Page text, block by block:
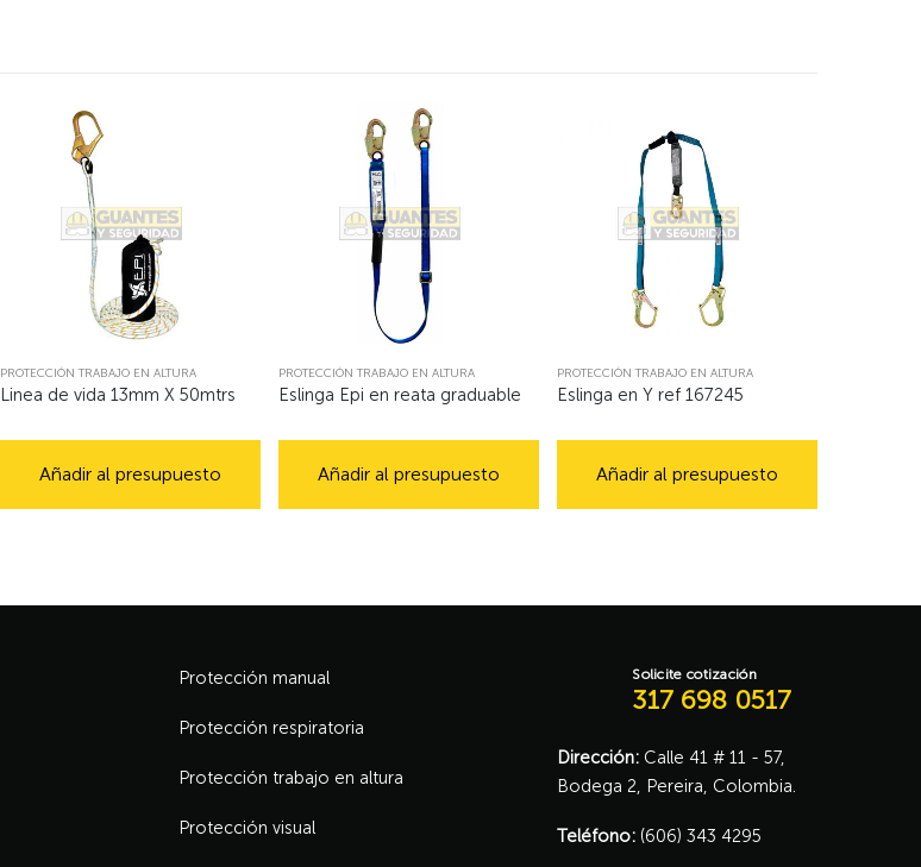
PROTECCIÓN TRABAJO EN ALTURA
Linea de vida 13mm X 50mtrs
Añadir al presupuesto
PROTECCIÓN TRABAJO EN ALTURA
Eslinga Epi en reata graduable
Añadir al presupuesto
PROTECCIÓN TRABAJO EN ALTURA
Eslinga en Y ref 167245
Añadir al presupuesto
Protección manual
Protección respiratoria
Protección trabajo en altura
Protección visual
Solicite cotización
317 698 0517
Dirección: Calle 41 # 11 - 57,
Bodega 2, Pereira, Colombia.
Teléfono: (606) 343 4295